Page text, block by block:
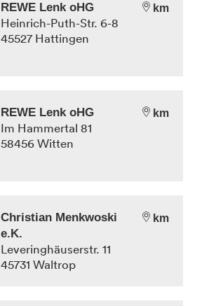
km
REWE Lenk oHG
Heinrich-Puth-Str. 6-8
45527Hattingen
km
REWE Lenk oHG
Im Hammertal 81
58456Witten
km
Christian Menkwoski
e.K.
Leveringhäuserstr. 11
45731 Waltrop